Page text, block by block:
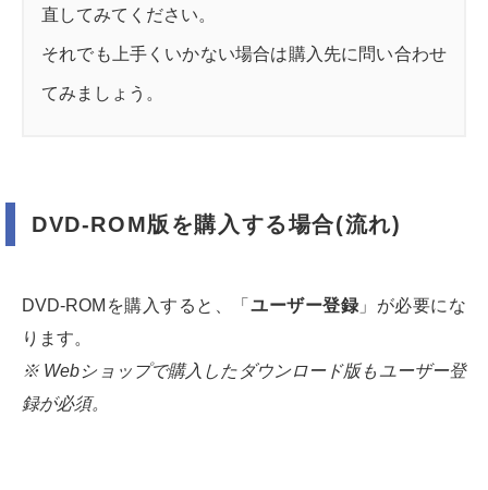
直してみてください。
それでも上手くいかない場合は購入先に問い合わせ
てみましょう。
DVD-ROM版を購入する場合(流れ)
DVD-ROMを購入すると、「 ユーザー登録 」が必要にな
ります。
※ Webショップで購入したダウンロード版もユーザー登
録が必須。